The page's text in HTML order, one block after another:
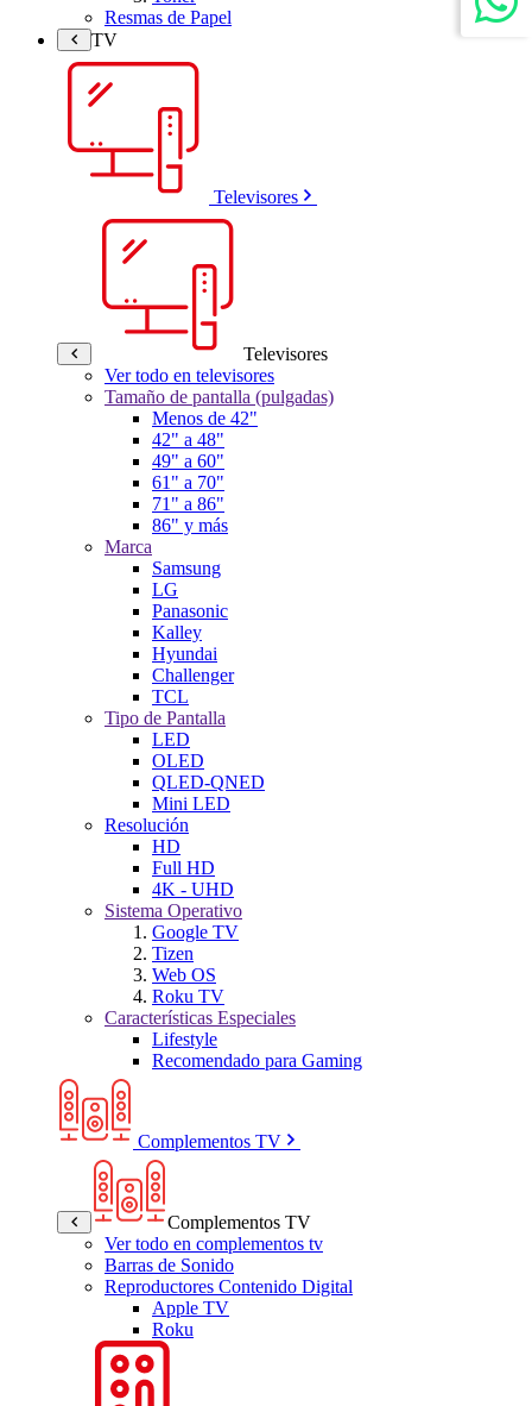
Resmas de Papel
TV
Televisores
Televisores
Ver todo en televisores
Tamaño de pantalla (pulgadas)
Menos de 42"
42" a 48"
49" a 60"
61" a 70"
71" a 86"
86" y más
Marca
Samsung
LG
Panasonic
Kalley
Hyundai
Challenger
TCL
Tipo de Pantalla
LED
OLED
QLED-QNED
Mini LED
Resolución
HD
Full HD
4K - UHD
Sistema Operativo
Google TV
Tizen
Web OS
Roku TV
Características Especiales
Lifestyle
Recomendado para Gaming
Complementos TV
Complementos TV
Ver todo en complementos tv
Barras de Sonido
Reproductores Contenido Digital
Apple TV
Roku